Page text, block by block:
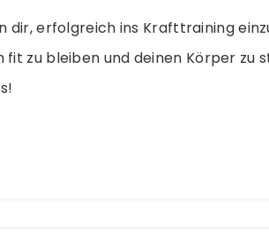
dir, erfolgreich ins Krafttraining
zu bleiben und deinen Körper zu